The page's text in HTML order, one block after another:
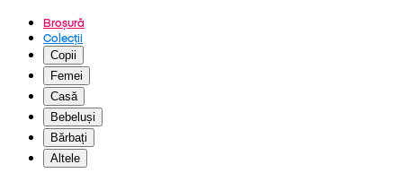
Broșură
Colecții
Copii
Femei
Casă
Bebeluși
Bărbați
Altele